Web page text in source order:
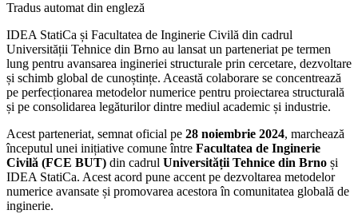
Tradus automat din engleză
IDEA StatiCa și Facultatea de Inginerie Civilă din cadrul
Universității Tehnice din Brno au lansat un parteneriat pe termen
lung pentru avansarea ingineriei structurale prin cercetare, dezvoltare
și schimb global de cunoștințe. Această colaborare se concentrează
pe perfecționarea metodelor numerice pentru proiectarea structurală
și pe consolidarea legăturilor dintre mediul academic și industrie.
Acest parteneriat, semnat oficial pe 28 noiembrie 2024, marchează
începutul unei inițiative comune între Facultatea de Inginerie
Civilă (FCE BUT) din cadrul Universității Tehnice din Brno și
IDEA StatiCa. Acest acord pune accent pe dezvoltarea metodelor
numerice avansate și promovarea acestora în comunitatea globală de
inginerie.